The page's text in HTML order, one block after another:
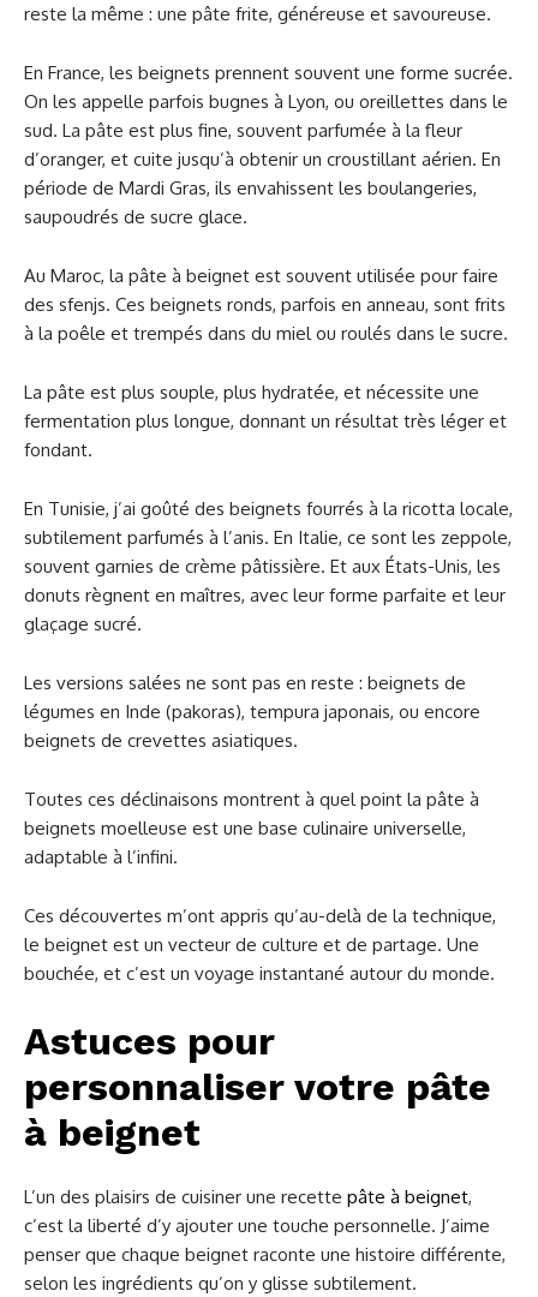
reste la même : une pâte frite, généreuse et savoureuse.
En France, les beignets prennent souvent une forme sucrée.
On les appelle parfois bugnes à Lyon, ou oreillettes dans le
sud. La pâte est plus fine, souvent parfumée à la fleur
d’oranger, et cuite jusqu’à obtenir un croustillant aérien. En
période de Mardi Gras, ils envahissent les boulangeries,
saupoudrés de sucre glace.
Au Maroc, la pâte à beignet est souvent utilisée pour faire
des sfenjs. Ces beignets ronds, parfois en anneau, sont frits
à la poêle et trempés dans du miel ou roulés dans le sucre.
La pâte est plus souple, plus hydratée, et nécessite une
fermentation plus longue, donnant un résultat très léger et
fondant.
En Tunisie, j’ai goûté des beignets fourrés à la ricotta locale,
subtilement parfumés à l’anis. En Italie, ce sont les zeppole,
souvent garnies de crème pâtissière. Et aux États-Unis, les
donuts règnent en maîtres, avec leur forme parfaite et leur
glaçage sucré.
Les versions salées ne sont pas en reste : beignets de
légumes en Inde (pakoras), tempura japonais, ou encore
beignets de crevettes asiatiques.
Toutes ces déclinaisons montrent à quel point la pâte à
beignets moelleuse est une base culinaire universelle,
adaptable à l’infini.
Ces découvertes m’ont appris qu’au-delà de la technique,
le beignet est un vecteur de culture et de partage. Une
bouchée, et c’est un voyage instantané autour du monde.
Astuces pour
personnaliser votre pâte
à beignet
L’un des plaisirs de cuisiner une recette pâte à beignet,
c’est la liberté d’y ajouter une touche personnelle. J’aime
penser que chaque beignet raconte une histoire différente,
selon les ingrédients qu’on y glisse subtilement.